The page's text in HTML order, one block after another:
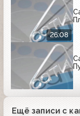
26:08
Ещё записи с